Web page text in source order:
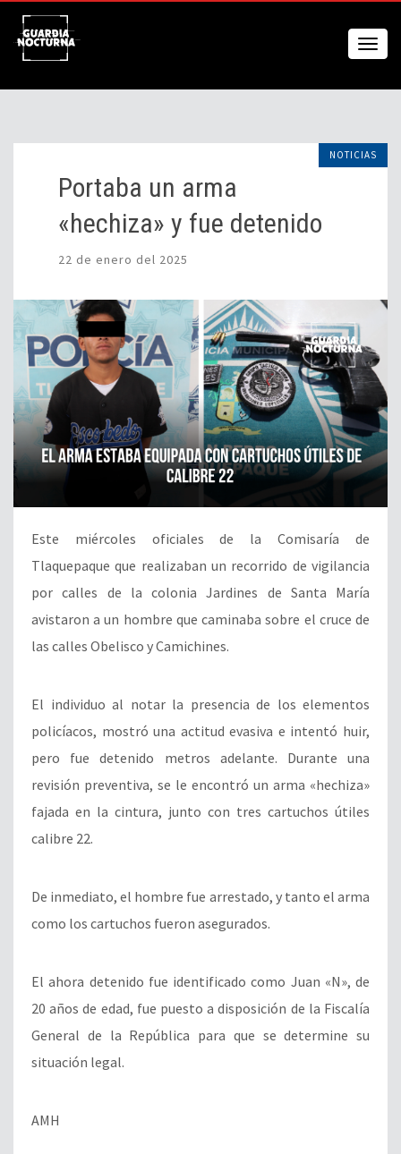
NOTICIAS
Portaba un arma
«hechiza» y fue detenido
22 de enero del 2025
Este miércoles oficiales de la Comisaría de
Tlaquepaque que realizaban un recorrido de vigilancia
por calles de la colonia Jardines de Santa María
avistaron a un hombre que caminaba sobre el cruce de
las calles Obelisco y Camichines.
El individuo al notar la presencia de los elementos
policíacos, mostró una actitud evasiva e intentó huir,
pero fue detenido metros adelante. Durante una
revisión preventiva, se le encontró un arma «hechiza»
fajada en la cintura, junto con tres cartuchos útiles
calibre 22.
De inmediato, el hombre fue arrestado, y tanto el arma
como los cartuchos fueron asegurados.
El ahora detenido fue identificado como Juan «N», de
20 años de edad, fue puesto a disposición de la Fiscalía
General de la República para que se determine su
situación legal.
AMH